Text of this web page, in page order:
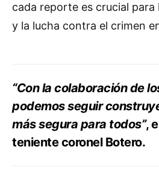
cada reporte es crucial para
y la lucha contra el crimen
“Con la colaboración de
podemos seguir
más segura para todos”,
teniente coronel Botero.